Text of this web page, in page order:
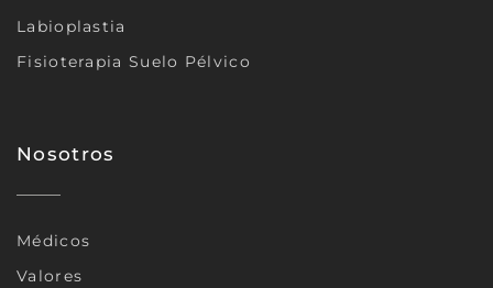
Labioplastia
Fisioterapia Suelo Pélvico
Nosotros
Médicos
Valores